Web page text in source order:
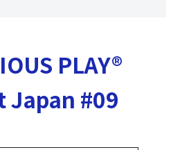
PLAY®
Japan #09